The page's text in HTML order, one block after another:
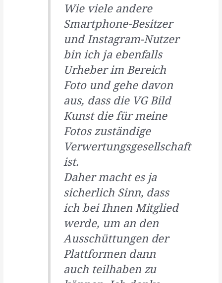
Wie viele andere
Smartphone-Besitzer
und Instagram-Nutzer
bin ich ja ebenfalls
Urheber im Bereich
Foto und gehe davon
aus, dass die VG Bild
Kunst die für meine
Fotos zuständige
Verwertungsgesellschaft
ist.
Daher macht es ja
sicherlich Sinn, dass
ich bei Ihnen Mitglied
werde, um an den
Ausschüttungen der
Plattformen dann
auch teilhaben zu